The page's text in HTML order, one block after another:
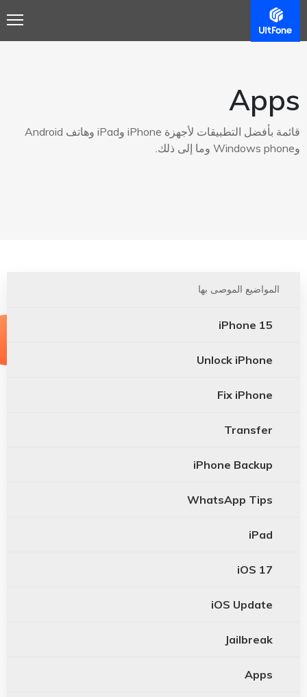
Apps
قائمة بأفضل التطبيقات لأجهزة iPhone وiPad وهاتف Android
وWindows phone وما إلى ذلك.
المواضيع الموصى بها
iPhone 15
Unlock iPhone
Fix iPhone
Transfer
iPhone Backup
WhatsApp Tips
iPad
iOS 17
iOS Update
Jailbreak
Apps